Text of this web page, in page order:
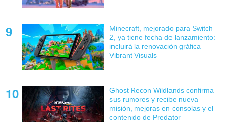
Minecraft, mejorado para Switch
2, ya tiene fecha de lanzamiento:
incluirá la renovación gráfica
Vibrant Visuals
Ghost Recon Wildlands confirma
sus rumores y recibe nueva
misión, mejoras en consolas y el
contenido de Predator